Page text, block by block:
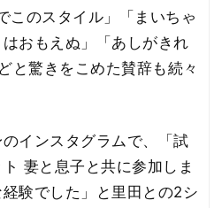
このスタイル」「まいちゃ
おもえぬ」「あしがきれ
と驚きをこめた賛辞も続々
インスタグラムで、「試
妻と息子と共に参加しま
験でした」と里田との2シ